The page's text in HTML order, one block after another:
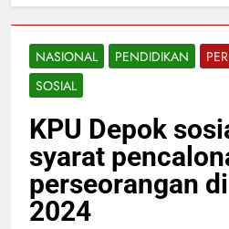
NASIONAL PENDIDIKAN
SOSIAL
KPU Depok
syarat
perseorangan
2024